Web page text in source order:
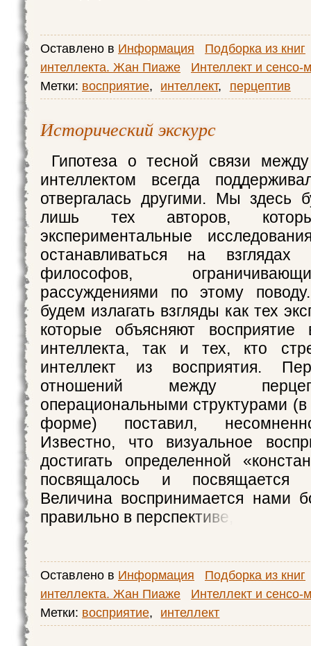
Оставлено в Информация
Подборка из книг
интеллекта. Жан Пиаже
Интеллект и
Метки: восприятие, интеллект, перцептив
Исторический экскурс
Гипотеза о тесной связи
интеллектом всегда
отвергалась другими. Мы здесь
лишь тех авторов,
экспериментальные
останавливаться на взглядах
философов,
рассуждениями по этому
будем излагать взгляды как тех
которые объясняют восприятие
интеллекта, так и тех, кто
интеллект из восприятия.
отношений между
операциональными структурами
форме) поставил,
Известно, что визуальное
достигать определенной
посвящалось и посвящается
Величина воспринимается нами
правильно в перспективе,
Оставлено в Информация
Подборка из книг
интеллекта. Жан Пиаже
Интеллект и
Метки: восприятие, интеллект